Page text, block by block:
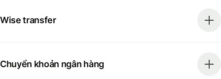
Wise transfer
Chuyển khoản ngân hàng